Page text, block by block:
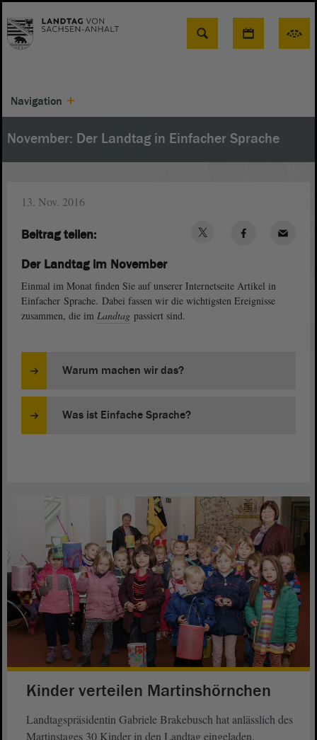
Suche
Navigation
November: Der Landtag in Einfacher Sprache
13. Nov. 2016
Der Landtag im November
Einmal im Monat finden Sie auf unserer Internetseite Artikel in
Einfacher Sprache. Dabei fassen wir die wichtigsten Ereignisse
zusammen, die im Landtag passiert sind.
Warum machen wir das?
Was ist Einfache Sprache?
Beitrag teilen:
Kinder verteilen Martinshörnchen
Landtagspräsidentin Gabriele Brakebusch hat anlässlich des
Martinstages 30 Kinder in den Landtag eingeladen.